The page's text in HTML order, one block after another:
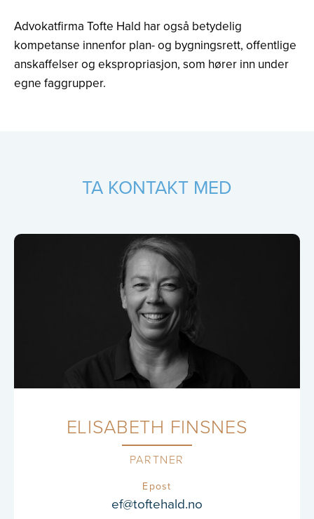
Advokatfirma Tofte Hald har også betydelig
kompetanse innenfor plan- og bygningsrett, offentlige
anskaffelser og ekspropriasjon, som hører inn under
egne faggrupper.
TA KONTAKT MED
ELISABETH FINSNES
PARTNER
Epost
ef@toftehald.no